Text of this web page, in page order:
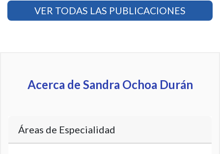
VER TODAS LAS PUBLICACIONES
Acerca de Sandra Ochoa Durán
Áreas de Especialidad